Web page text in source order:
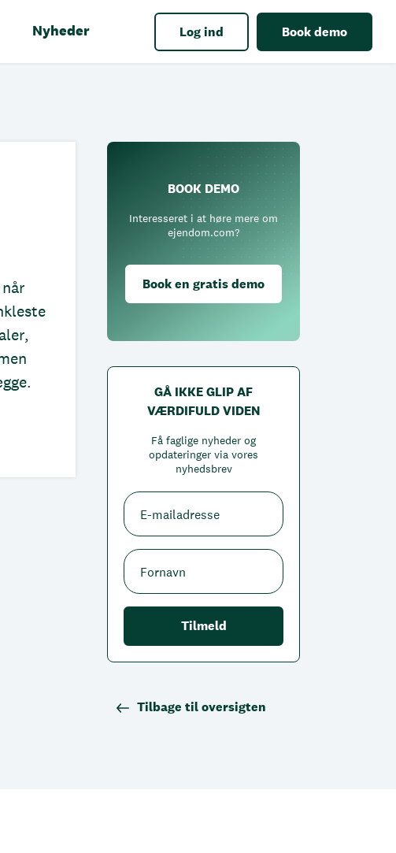
Nyheder Log ind Book demo
BOOK DEMO
Interesseret i at høre mere om
ejendom.com?
Book en gratis demo
GÅ IKKE GLIP AF
VÆRDIFULD VIDEN
Få faglige nyheder og
opdateringer via vores
nyhedsbrev
Tilbage til oversigten